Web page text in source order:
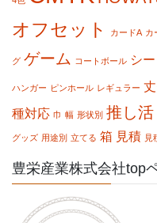
オフセット カードA カ
グ ゲーム コートボール シー
ハンガー ピンホール レギュラー
種対応 巾 幅 形状別 推し活
グッズ 用途別 立てる 箱 見積 見
豊栄産業株式会社top